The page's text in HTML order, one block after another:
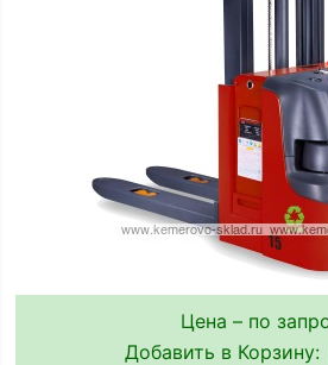
Цена – по
Добавить в Корзину: